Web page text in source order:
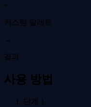
+
커스텀 팔레트
→
결과
사용 방법
단계
1